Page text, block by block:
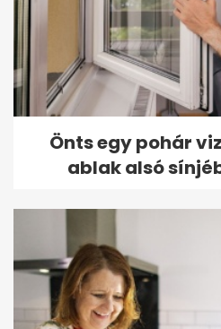
Önts egy pohár
ablak alsó